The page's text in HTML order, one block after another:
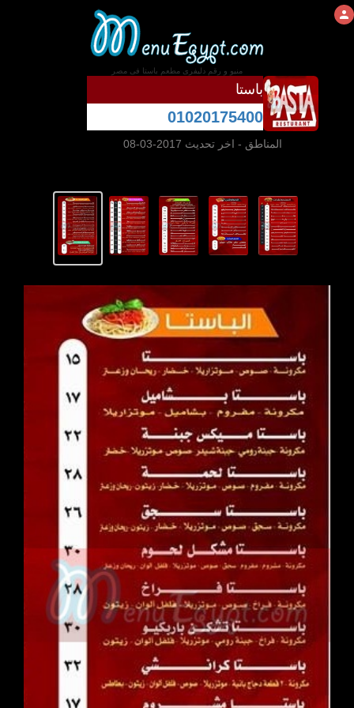
منيو و رقم دليفرى مطعم باستا فى مصر
باستا
01020175400
المناطق - اخر تحديث 2017-03-08